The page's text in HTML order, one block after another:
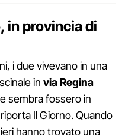
in provincia di
i due vivevano in una
in via Regina
sembra fossero in
Il Giorno. Quando
hanno trovato una